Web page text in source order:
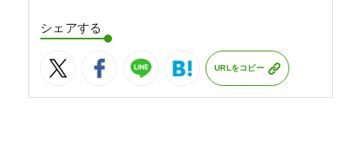
シェアする
URLをコピー